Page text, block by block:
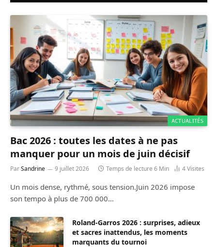
ACTUALITÉS
Bac 2026 : toutes les dates à ne pas
manquer pour un mois de juin décisif
ParSandrine 9 juillet 2026 Temps de lecture 6 Min 4Visites
Un mois dense, rythmé, sous tension.Juin 2026 impose
son tempo à plus de 700 000…
Roland-Garros 2026 : surprises, adieux
et sacres inattendus, les moments
marquants du tournoi